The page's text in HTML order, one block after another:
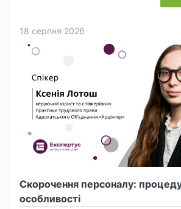
Скорочення персоналу:
особливості
18 серпня 2026